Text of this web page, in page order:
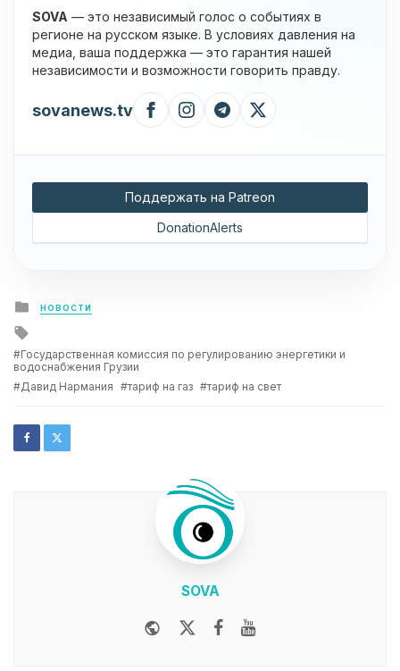
SOVA — это независимый голос о событиях в
регионе на русском языке. В условиях давления на
медиа, ваша поддержка — это гарантия нашей
независимости и возможности говорить правду.
sovanews.tv
Поддержать на Patreon
DonationAlerts
Posted
in
НОВОСТИ
Государственная комиссия по регулированию энергетики и
водоснабжения Грузии
Давид Нармания
тариф на газ тариф на свет
SOVA
WebsiteTwitterFacebook